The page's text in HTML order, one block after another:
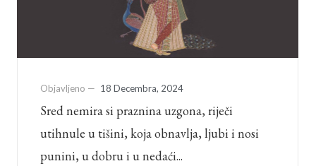
Objavljeno — 18 Decembra, 2024
Sred nemira si praznina uzgona, riječi
utihnule u tišini, koja obnavlja, ljubi i nosi
punini, u dobru i u nedaći...